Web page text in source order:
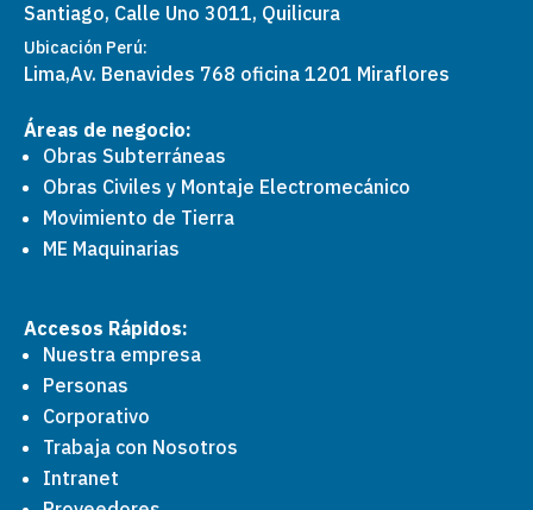
Santiago, Calle Uno 3011, Quilicura
Ubicación Perú:
Lima,Av. Benavides 768 oficina 1201 Miraflores
Áreas de negocio:
Obras Subterráneas
Obras Civiles y Montaje Electromecánico
Movimiento de Tierra
ME Maquinarias
Accesos Rápidos:
Nuestra empresa
Personas
Corporativo
Trabaja con Nosotros
Intranet